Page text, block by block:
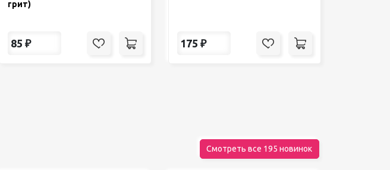
грит)
85 ₽ 175 ₽
Смотреть все 195 новинок